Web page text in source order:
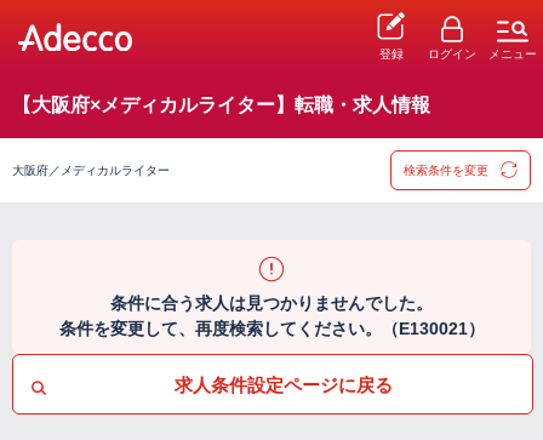
登録 ログイン メニュー
【大阪府×メディカルライター】転職・求人情報
大阪府／メディカルライター 検索条件を変更
条件に合う求人は見つかりませんでした。
条件を変更して、再度検索してください。（E130021）
求人条件設定ページに戻る